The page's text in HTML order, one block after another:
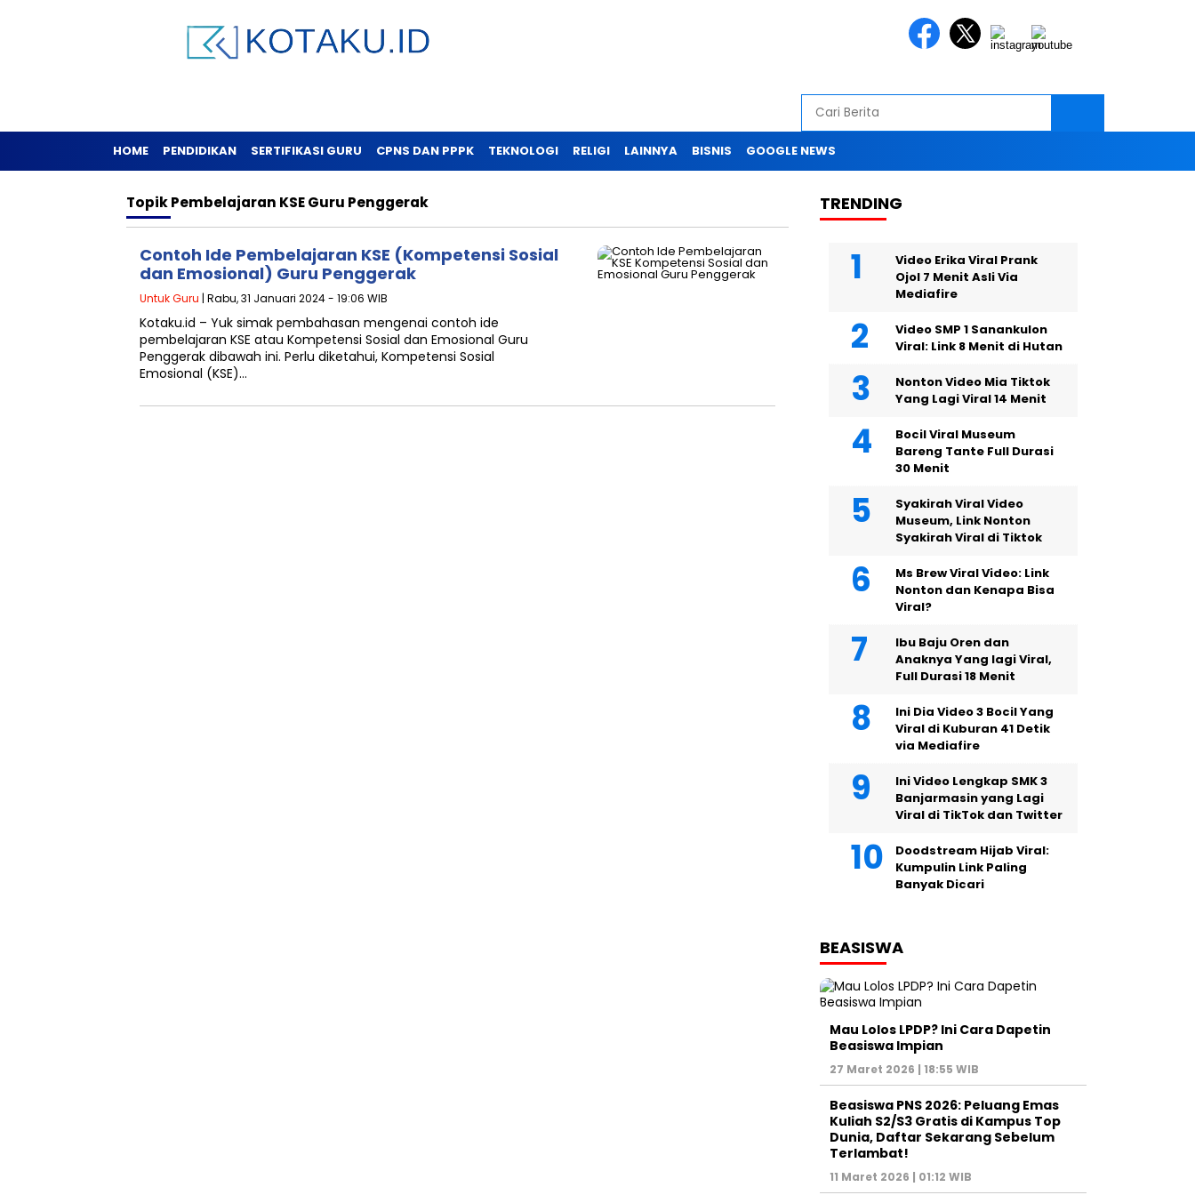
HOME PENDIDIKAN SERTIFIKASI GURU CPNS DAN PPPK TEKNOLOGI RELIGI LAINNYA BISNIS GOOGLE NEWS
TopikPembelajaran KSE Guru Penggerak
Contoh Ide Pembelajaran KSE (Kompetensi Sosial
dan Emosional) Guru Penggerak
Untuk Guru | Rabu, 31 Januari 2024 - 19:06 WIB
Kotaku.id – Yuk simak pembahasan mengenai contoh ide
pembelajaran KSE atau Kompetensi Sosial dan Emosional Guru
Penggerak dibawah ini. Perlu diketahui, Kompetensi Sosial
Emosional (KSE)…
TRENDING
Video Erika Viral Prank
Ojol 7 Menit Asli Via
Mediafire
Video SMP 1 Sanankulon
Viral: Link 8 Menit di Hutan
Nonton Video Mia Tiktok
Yang Lagi Viral 14 Menit
Bocil Viral Museum
Bareng Tante Full Durasi
30 Menit
Syakirah Viral Video
Museum, Link Nonton
Syakirah Viral di Tiktok
Ms Brew Viral Video: Link
Nonton dan Kenapa Bisa
Viral?
Ibu Baju Oren dan
Anaknya Yang lagi Viral,
Full Durasi 18 Menit
Ini Dia Video 3 Bocil Yang
Viral di Kuburan 41 Detik
via Mediafire
Ini Video Lengkap SMK 3
Banjarmasin yang Lagi
Viral di TikTok dan Twitter
Doodstream Hijab Viral:
Kumpulin Link Paling
Banyak Dicari
BEASISWA
Mau Lolos LPDP? Ini Cara Dapetin
Beasiswa Impian
27 Maret 2026 | 18:55 WIB
Beasiswa PNS 2026: Peluang Emas
Kuliah S2/S3 Gratis di Kampus Top
Dunia, Daftar Sekarang Sebelum
Terlambat!
11 Maret 2026 | 01:12 WIB